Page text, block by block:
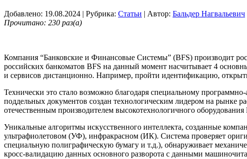
Добавлено: 19.08.2024 | Рубрика: Статьи | Автор: Бальдер Нагвальевич
Прочитано: 230 раз(а)
Компания “Банковские и Финансовые Системы” (BFS) производит
российских банкоматов BFS на данный момент насчитывает 4
и сервисов дистанционно. Например, пройти идентификацию,
Технически это стало возможно благодаря специальному
поддельных документов создан технологическим лидером на рынке
отечественным производителем высокотехнологичного
Уникальные алгоритмы искусственного интеллекта, созданные
ультрафиолетовом (УФ), инфракрасном (ИК). Система проверяет
специальную полиграфическую бумагу и т.д.), обнаруживает
кросс-валидацию данных основного разворота с данными